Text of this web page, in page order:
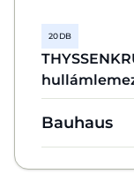
20 DB
Bauhaus